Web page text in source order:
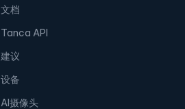
文档
Tanca API
建议
设备
AI摄像头